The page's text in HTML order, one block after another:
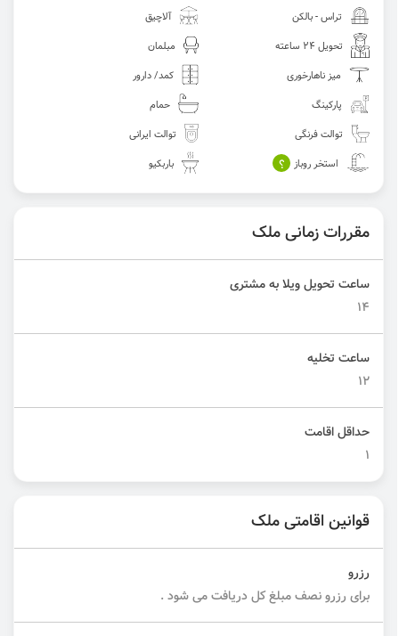
تراس - بالکن
آلاچیق
تحویل 24 ساعته
مبلمان
میز ناهارخوری
کمد/ دارور
پارکینگ
حمام
توالت فرنگی
توالت ایرانی
استخر روباز
؟ باربکیو
مقررات زمانی ملک
ساعت تحویل ویلا به مشتری
14
ساعت تخلیه
12
حداقل اقامت
1
قوانین اقامتی ملک
رزرو
برای رزرو نصف مبلغ کل دریافت می شود .